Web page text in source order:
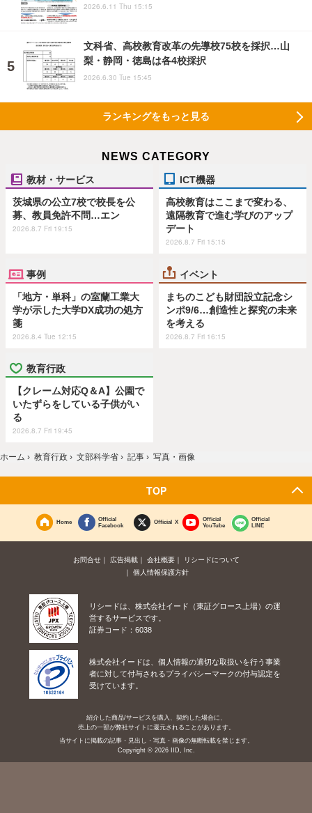
2026.6.11 Thu 15:15
文科省、高校教育改革の先導校75校を採択…山
梨・静岡・徳島は各4校採択
2026.6.30 Tue 15:45
ランキングをもっと見る
NEWS CATEGORY
教材・サービス
茨城県の公立7校で校長を公
募、教員免許不問…エン
2026.8.7 Fri 19:15
ICT機器
高校教育はここまで変わる、
遠隔教育で進む学びのアップ
デート
2026.8.7 Fri 15:15
事例
「地方・単科」の室蘭工業大
学が示した大学DX成功の処方
箋
2026.8.4 Tue 12:15
イベント
まちのこども財団設立記念シ
ンポ9/6…創造性と探究の未来
を考える
2026.8.7 Fri 16:15
教育行政
【クレーム対応Q＆A】公園で
いたずらをしている子供がい
る
2026.8.7 Fri 19:45
ホーム › 教育行政 › 文部科学省 › 記事 › 写真・画像
TOP
Home
Official
Facebook
Official X
Official
YouTube
Official
LINE
お問合せ 広告掲載 会社概要
リシードについて
個人情報保護方針
リシードは、株式会社イード（東証グロース上場）の運
営するサービスです。
証券コード：6038
株式会社イードは、個人情報の適切な取扱いを行う事業
者に対して付与されるプライバシーマークの付与認定を
受けています。
紹介した商品/サービスを購入、契約した場合に、
売上の一部が弊社サイトに還元されることがあります。
当サイトに掲載の記事・見出し・写真・画像の無断転載を禁じます。
Copyright © 2026 IID, Inc.